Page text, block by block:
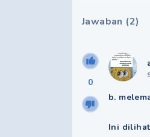
Jawaban (2)
0
b.
Ini